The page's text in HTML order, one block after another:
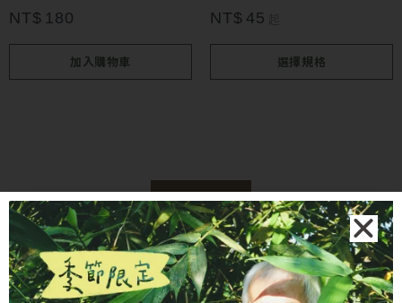
NT$ 180
加入購物車
NT$ 45
選擇規格
可
選
擇
選
項
查看更多
熱銷蔬果
宜蘭在地紫心地瓜